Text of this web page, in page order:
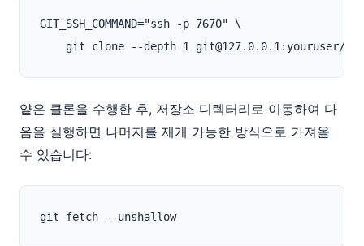
GIT_SSH_COMMAND="ssh -p 7670" \
얕은 클론을 수행한 후, 저장소 디렉터리로 이동하여 다
음을 실행하면 나머지를 재개 가능한 방식으로 가져올
수 있습니다: